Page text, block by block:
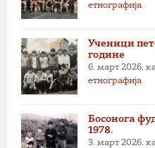
етнографија
Ученици
године
6. март 2026.
етнографија
Босонога
1978.
3. март 2026.